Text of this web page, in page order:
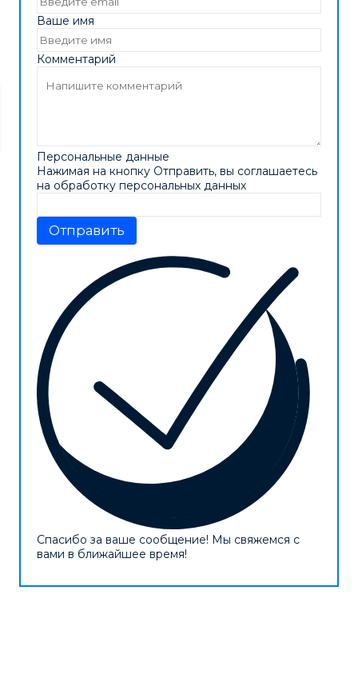
Ваше имя
Комментарий
Персональные данные
Нажимая на кнопку Отправить, вы соглашаетесь
на обработку персональных данных
Отправить
Спасибо за ваше сообщение! Мы свяжемся с
вами в ближайшее время!